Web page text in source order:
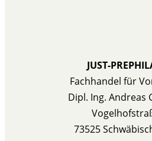
JUST-
Fachhandel für
Dipl. Ing. Andreas
73525